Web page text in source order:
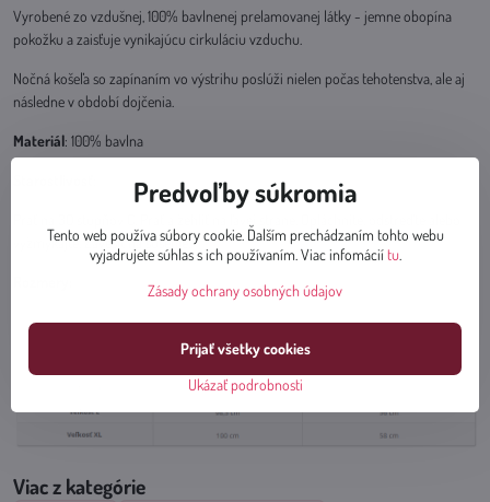
Vyrobené zo vzdušnej, 100% bavlnenej prelamovanej látky - jemne obopína
pokožku a zaisťuje vynikajúcu cirkuláciu vzduchu.
Nočná košeľa so zapínaním vo výstrihu poslúži nielen počas tehotenstva, ale aj
následne v období dojčenia.
Materiál: 100% bavlna
vyžmýkajte. Zavesiť na sušenie.
Viac z kategórie
Predvoľby súkromia
Tento web používa súbory cookie. Ďalším prechádzaním tohto webu
vyjadrujete súhlas s ich používaním. Viac infomáciítu.
Zásady ochrany osobných údajov
Ukázať podrobnosti
Prijať všetky cookies